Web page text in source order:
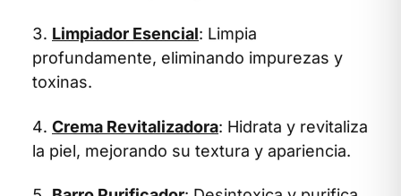
Limpiador Esencial: Limpia
profundamente, eliminando impurezas y
toxinas.
Crema Revitalizadora: Hidrata y revitaliza
la piel, mejorando su textura y apariencia.